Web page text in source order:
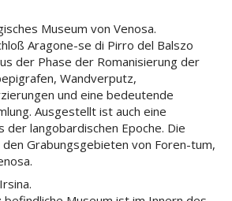
Museum von Venosa.
Aragone-se di Pirro del Balszo
der Phase der Romanisierung der
Wandverputz,
und eine bedeutende
Ausgestellt ist auch eine
der langobardischen Epoche. Die
den Grabungsgebieten von Foren-tum,